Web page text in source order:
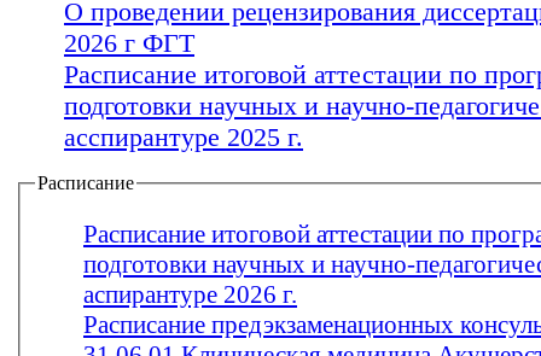
О проведении рецензирования
2026 г ФГТ
Расписание итоговой аттестации по
подготовки научных и научно-
асспирантуре 2025 г.
Расписание
Расписание итоговой аттестации по
подготовки научных и научно-
аспирантуре 2026 г.
Расписание предэкзаменационных